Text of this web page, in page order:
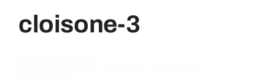
Pins
cloisone-3